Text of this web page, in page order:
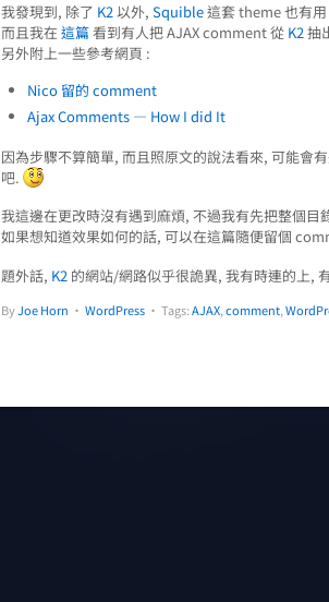
我發現到, 除了 K2以外, Squible這套 theme 也有
而且我在 這篇看到有人把 AJAX comment 從 K2抽
另外附上一些參考網頁 :
Nico 留的 comment
Ajax Comments — How I did It
因為步驟不算簡單, 而且照原文的說法看來, 可能會
吧.
我這邊在更改時沒有遇到麻煩, 不過我有先把整個目
如果想知道效果如何的話, 可以在這篇隨便留個
題外話, K2 的網站/網路似乎很詭異, 我有時連的上,
ByJoe Horn • WordPress • Tags:AJAX,comment,